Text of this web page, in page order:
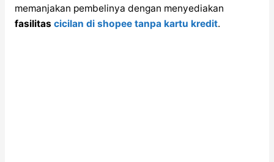
memanjakan pembelinya dengan menyediakan
fasilitas cicilan di shopee tanpa kartu kredit.